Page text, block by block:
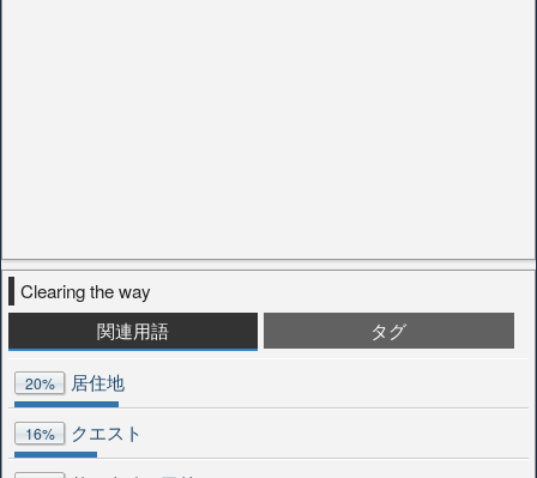
Clearing the way
関連用語
タグ
20% 居住地
16% クエスト